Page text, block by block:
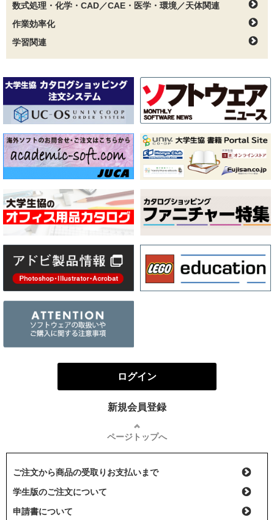
数式処理・化学・CAD／CAE・医学・環境／天体関連
作業効率化
学習関連
ログイン
新規会員登録
ページトップへ
ご注文から商品の受取りお支払いまで
学生版のご注文について
申請書について